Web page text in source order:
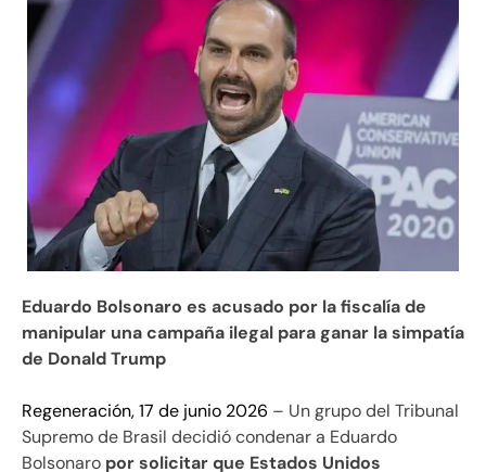
Eduardo Bolsonaro es acusado por la fiscalía de
manipular una campaña ilegal para ganar la simpatía
de Donald Trump
Regeneración, 17 de junio 2026 – Un grupo del Tribunal
Supremo de Brasil decidió condenar a Eduardo
Bolsonaro por solicitar que Estados Unidos